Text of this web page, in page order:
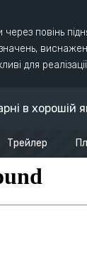
повінь
для
в хорошій
Трейлер